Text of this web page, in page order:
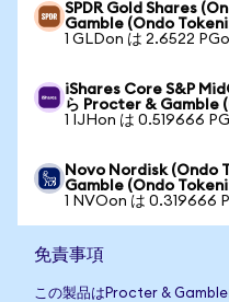
SPDR Gold Shares
Gamble (Ondo
1 GLDon は 2.6522
iShares Core S&P
ら Procter & Gamble
1 IJHon は 0.519666
Novo Nordisk (Ondo
Gamble (Ondo
1 NVOon は 0.319666
免責事項
この製品はProcter & Gamble